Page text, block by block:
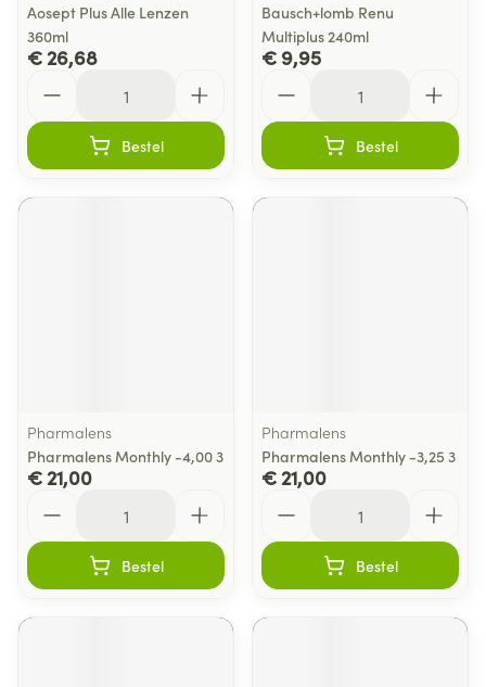
Aosept Plus Alle Lenzen
360ml
€ 26,68
Bestel
Bausch+lomb Renu
Multiplus 240ml
€ 9,95
Bestel
Pharmalens
Pharmalens Monthly -4,00 3
€ 21,00
Bestel
Pharmalens
Pharmalens Monthly -3,25 3
€ 21,00
Bestel